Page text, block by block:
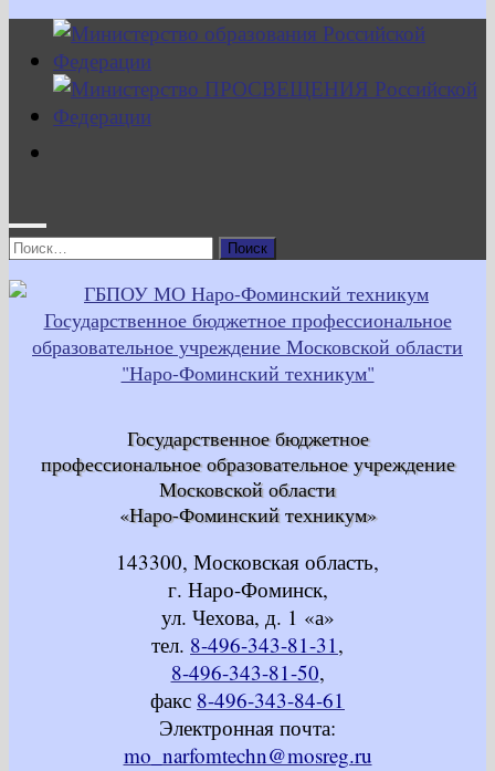
Найти:
Государственное бюджетное
профессиональное образовательное учреждение
Московской области
«Наро-Фоминский техникум»
143300, Московская область,
г. Наро-Фоминск,
ул. Чехова, д. 1 «а»
тел. 8-496-343-81-31,
8-496-343-81-50,
факс 8-496-343-84-61
Электронная почта:
mo_narfomtechn@mosreg.ru